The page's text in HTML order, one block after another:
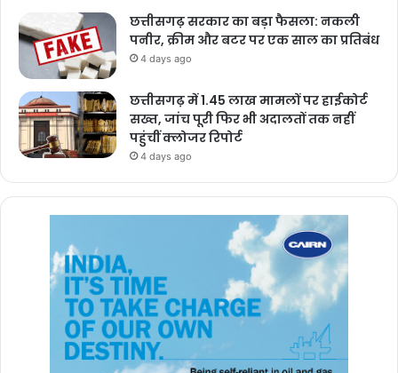
छत्तीसगढ़ सरकार का बड़ा फैसला: नकली
पनीर, क्रीम और बटर पर एक साल का प्रतिबंध
4 days ago
छत्तीसगढ़ में 1.45 लाख मामलों पर हाईकोर्ट
सख्त, जांच पूरी फिर भी अदालतों तक नहीं
पहुंचीं क्लोजर रिपोर्ट
4 days ago